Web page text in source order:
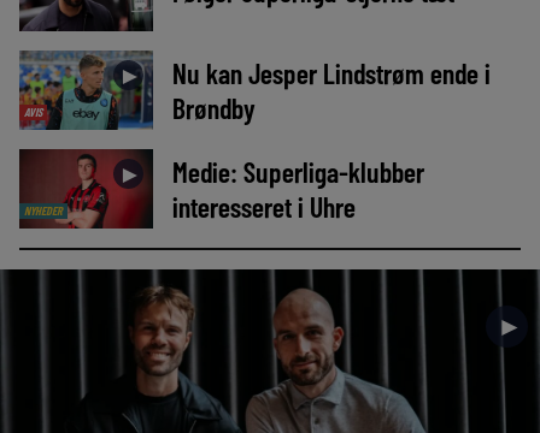
AVIS
►
Nu kan Jesper Lindstrøm ende i
Brøndby
NYHEDER
►
Medie: Superliga-klubber
interesseret i Uhre
►